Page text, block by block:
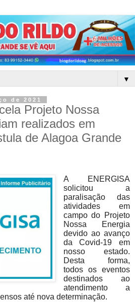
▼
de 2021
Projeto Nossa
realizados em
de Alagoa Grande
A ENERGISA
solicitou a
paralisação das
atividades em
campo do Projeto
Nossa Energia
devido ao avanço
da Covid-19 em
nosso estado.
Desta forma,
todos os eventos
destinados ao
atendimento a
até nova determinação.